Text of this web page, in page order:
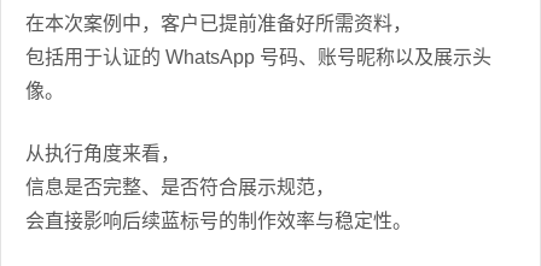
在本次案例中，客户已提前准备好所需资料，
包括用于认证的 WhatsApp 号码、账号昵称以及展示头
像。
从执行角度来看，
信息是否完整、是否符合展示规范，
会直接影响后续蓝标号的制作效率与稳定性。